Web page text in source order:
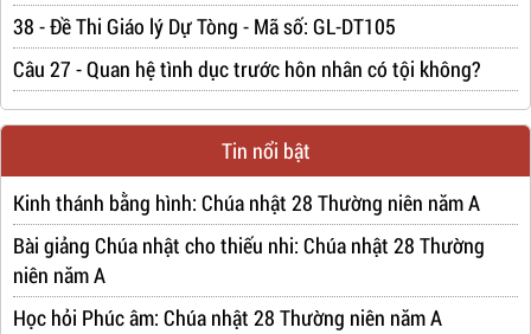
38 - Đề Thi Giáo lý Dự Tòng - Mã số: GL-DT105
Câu 27 - Quan hệ tình dục trước hôn nhân có tội không?
Tin nổi bật
Kinh thánh bằng hình: Chúa nhật 28 Thường niên năm A
Bài giảng Chúa nhật cho thiếu nhi: Chúa nhật 28 Thường
niên năm A
Học hỏi Phúc âm: Chúa nhật 28 Thường niên năm A